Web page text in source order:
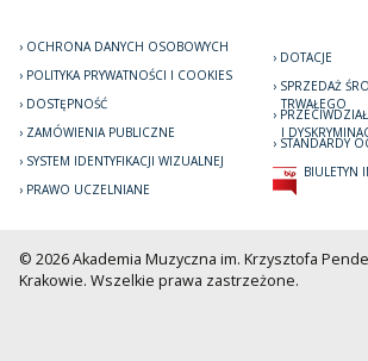
OCHRONA DANYCH OSOBOWYCH
POLITYKA PRYWATNOŚCI I COOKIES
DOSTĘPNOŚĆ
ZAMÓWIENIA PUBLICZNE
SYSTEM IDENTYFIKACJI WIZUALNEJ
PRAWO UCZELNIANE
DOTACJE
SPRZEDAŻ
TRWAŁEGO
I
STANDARDY
BIULETYN
© 2026 Akademia Muzyczna im. Krzysztofa
Krakowie. Wszelkie prawa zastrzeżone.